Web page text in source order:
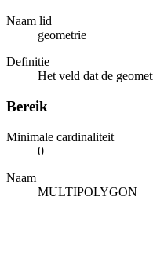
Naam lid
geometrie
Definitie
Het veld dat de
Bereik
Minimale cardinaliteit
0
Naam
MULTIPOLYGON